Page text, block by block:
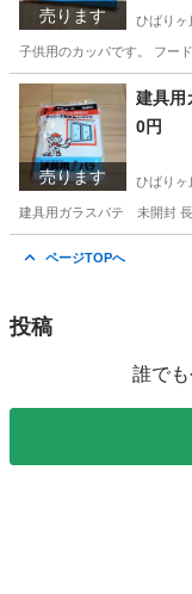
売ります ひばりヶ
子供用のカッパです。 フー
東京 西東京市 ひば
売ります
建具用
0円
ひばりヶ
建具用ガラスパテ 未開封 長
ページTOPへ
投稿
誰で